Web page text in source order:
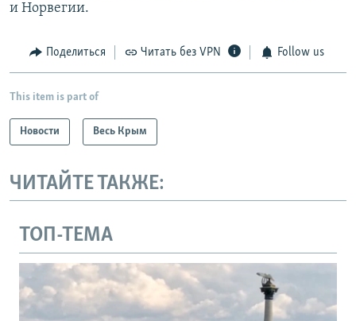
и Норвегии.
Поделиться Читать без VPN Follow us
This item is part of
Новости Весь Крым
ЧИТАЙТЕ ТАКЖЕ:
ТОП-ТЕМА